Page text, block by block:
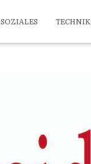
SOZIALES TECHNIK